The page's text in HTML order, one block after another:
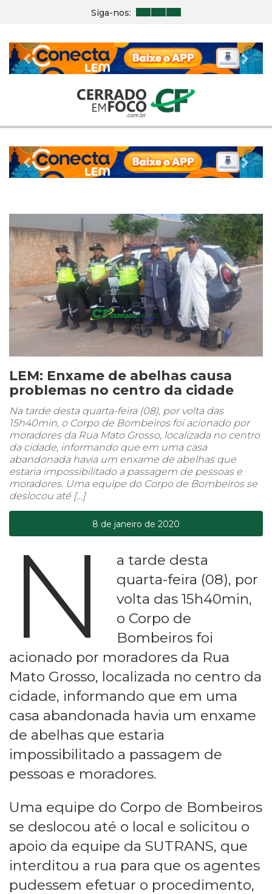
Siga-nos:
Previous Next
Previous Next
LEM: Enxame de abelhas causa
problemas no centro da cidade
Na tarde desta quarta-feira (08), por volta das
15h40min, o Corpo de Bombeiros foi acionado por
moradores da Rua Mato Grosso, localizada no centro
da cidade, informando que em uma casa
abandonada havia um enxame de abelhas que
estaria impossibilitado a passagem de pessoas e
moradores. Uma equipe do Corpo de Bombeiros se
deslocou até […]
8 de janeiro de 2020
N
a tarde desta
quarta-feira (08), por
volta das 15h40min,
o Corpo de
Bombeiros foi
acionado por moradores da Rua
Mato Grosso, localizada no centro da
cidade, informando que em uma
casa abandonada havia um enxame
de abelhas que estaria
impossibilitado a passagem de
pessoas e moradores.
Uma equipe do Corpo de Bombeiros
se deslocou até o local e solicitou o
apoio da equipe da SUTRANS, que
interditou a rua para que os agentes
pudessem efetuar o procedimento,